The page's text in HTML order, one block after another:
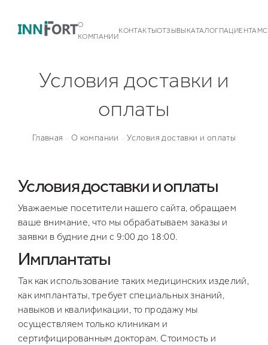
О
КОМПАНИИ
КОНТАКТЫОТЗЫВЫКАТАЛОГПАЦИЕНТАМ
Новости
Наши партнеры
Некоммерческая деятельность
BioDesign
Standard Line
Типы поверхности
VOE
Medgel
Richter
Доставка и оплата
Увеличение груди
Увеличение груди анатомическими имплантатами
Эндоскопическое увеличение груди
Увеличение груди под железу
Увеличение груди под мышцу
Рубцы после увелечения груди
Подтяжка груди
Подтяжка груди с имплантатами
Периареолярная мастопексия
Вертикальная подтяжка груди
Якорная подтяжка груди
Асимметрия груди
Коррекция тубулярной груди
Птозированная грудь
Повторная маммопластика
Поиск хирурга/клиники
Отзывы
Фото до/после
Безопасность
Публикации
Календарь мероприятий
Условия доставки и
оплаты
Главная - О компании - Условия доставки и оплаты
Условия доставки и оплаты
Уважаемые посетители нашего сайта, обращаем
ваше внимание, что мы обрабатываем заказы и
заявки в будние дни с 9:00 до 18:00.
Имплантаты
Так как использование таких медицинских изделий,
как имплантаты, требует специальных знаний,
навыков и квалификации, то продажу мы
осуществляем только клиникам и
сертифицированным докторам. Стоимость и